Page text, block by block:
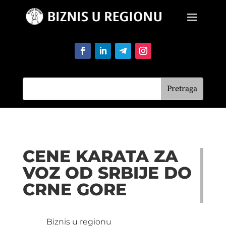
CENE KARATA ZA
VOZ OD SRBIJE DO
CRNE GORE
Biznis u regionu